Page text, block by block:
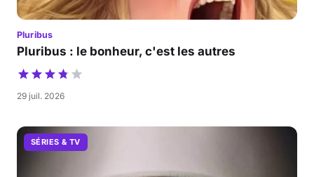
Pluribus
Pluribus : le bonheur, c'est les autres
29 juil. 2026
SÉRIES & TV